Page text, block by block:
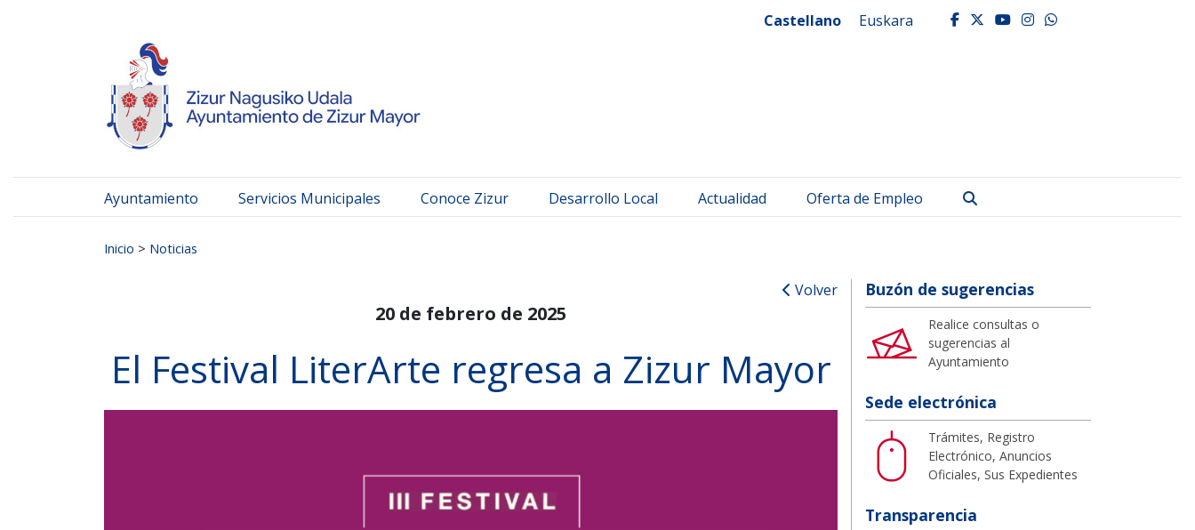
Castellano Euskara facebook
twitter
youtube
instagram
whatsapp
Ayuntamiento Servicios Municipales Conoce Zizur Desarrollo Local Actualidad Oferta de Empleo
Inicio > Noticias
Volver
20 de febrero de 2025
El Festival LiterArte regresa a Zizur Mayor
Buzón de sugerencias
Realice consultas o
sugerencias al
Ayuntamiento
Sede electrónica
Trámites, Registro
Electrónico, Anuncios
Oficiales, Sus Expedientes
Transparencia